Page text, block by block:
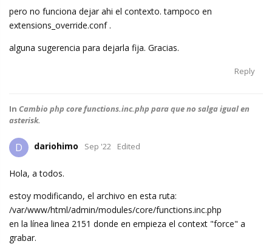
pero no funciona dejar ahi el contexto. tampoco en
extensions_override.conf .
alguna sugerencia para dejarla fija. Gracias.
Reply
In Cambio php core functions.inc.php para que no salga igual en
asterisk.
D dariohimo Sep '22 Edited
Hola, a todos.
estoy modificando, el archivo en esta ruta:
/var/www/html/admin/modules/core/functions.inc.php
en la línea linea 2151 donde en empieza el context "force" a
grabar.